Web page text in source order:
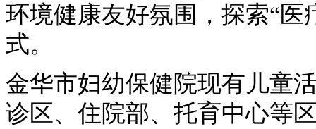
环境健康友好氛围，探索“医
式。
金华市妇幼保健院现有儿童
诊区、住院部、托育中心等